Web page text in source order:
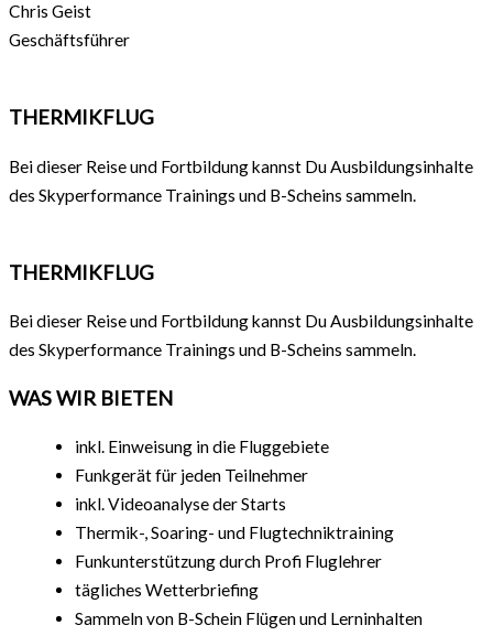
Chris Geist
Geschäftsführer
THERMIKFLUG
Bei dieser Reise und Fortbildung kannst Du Ausbildungsinhalte
des Skyperformance Trainings und B-Scheins sammeln.
THERMIKFLUG
Bei dieser Reise und Fortbildung kannst Du Ausbildungsinhalte
des Skyperformance Trainings und B-Scheins sammeln.
WAS WIR BIETEN
inkl. Einweisung in die Fluggebiete
Funkgerät für jeden Teilnehmer
inkl. Videoanalyse der Starts
Thermik-, Soaring- und Flugtechniktraining
Funkunterstützung durch Profi Fluglehrer
tägliches Wetterbriefing
Sammeln von B-Schein Flügen und Lerninhalten